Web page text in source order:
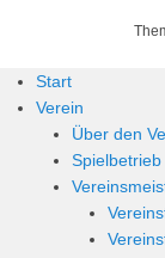
Start
Verein
Über den